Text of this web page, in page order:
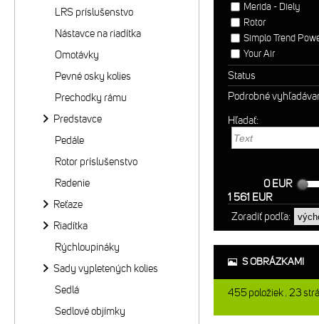
Merida - Diely
Rotor
Simplo Trend
Your Air
Status
Podrobné
Hľadať:
0 EUR
1 561 EUR
Zoradiť podľa:
S OBRÁZKAMI
455položiek 23
LRS príslušenstvo
Nástavce na riadítka
Omotávky
Pevné osky kolies
Prechodky rámu
Predstavce
Pedále
Rotor príslušenstvo
Radenie
Reťaze
Riadítka
Rýchloupináky
Sady vypletených kolies
Sedlá
Sedlové objímky